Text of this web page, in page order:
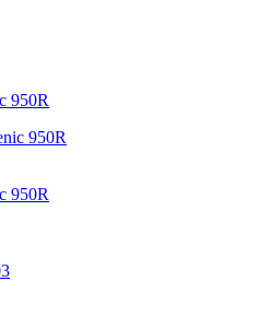
950R
950R